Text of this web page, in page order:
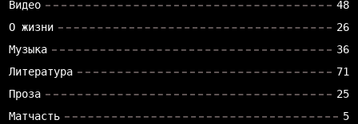
Видео
48
О жизни
26
Музыка
36
Литература
71
Проза
25
Матчасть
5